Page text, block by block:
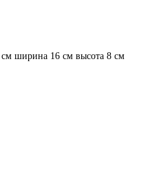
ширина 16 см высота 8 см